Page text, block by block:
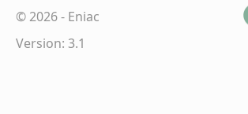
©2026- Eniac
Version: 3.1